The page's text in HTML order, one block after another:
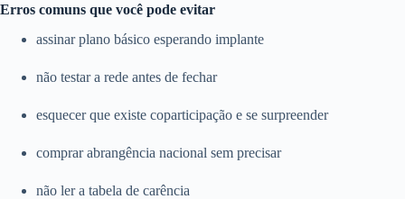
Erros comuns que você pode evitar
assinar plano básico esperando implante
não testar a rede antes de fechar
esquecer que existe coparticipação e se surpreender
comprar abrangência nacional sem precisar
não ler a tabela de carência